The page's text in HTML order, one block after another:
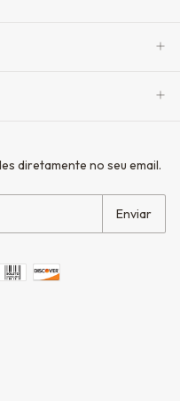
diretamente no seu email.